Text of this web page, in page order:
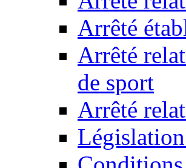
Arrêté
Arrêté
de sport
Arrêté